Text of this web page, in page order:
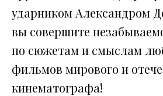
ударником Александром
вы совершите
по сюжетам и смыслам
фильмов мирового и
кинематографа!